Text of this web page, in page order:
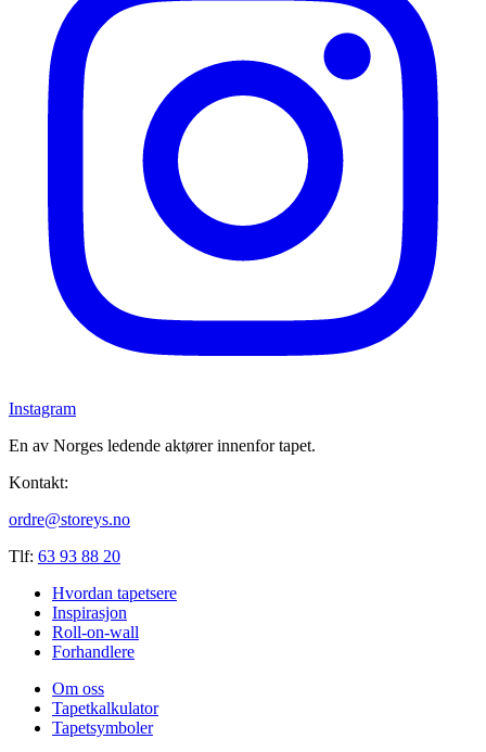
Instagram
En av Norges ledende aktører innenfor tapet.
Kontakt:
ordre@storeys.no
Tlf: 63 93 88 20
Hvordan tapetsere
Inspirasjon
Roll-on-wall
Forhandlere
Om oss
Tapetkalkulator
Tapetsymboler